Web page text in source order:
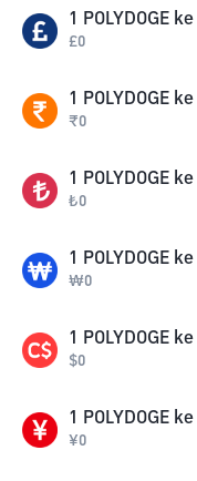
1 POLYDOGE ke
£0
1 POLYDOGE ke
₹0
1 POLYDOGE ke
₺0
1 POLYDOGE ke
₩0
1 POLYDOGE ke
$0
1 POLYDOGE ke
¥0